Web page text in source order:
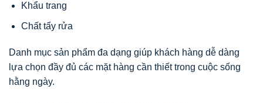
Khẩu trang
Chất tẩy rửa
Danh mục sản phẩm đa dạng giúp khách hàng dễ dàng
lựa chọn đầy đủ các mặt hàng cần thiết trong cuộc sống
hằng ngày.